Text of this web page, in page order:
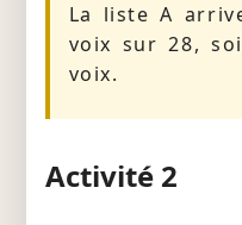
La liste A
voix sur 28,
voix.
Activité 2